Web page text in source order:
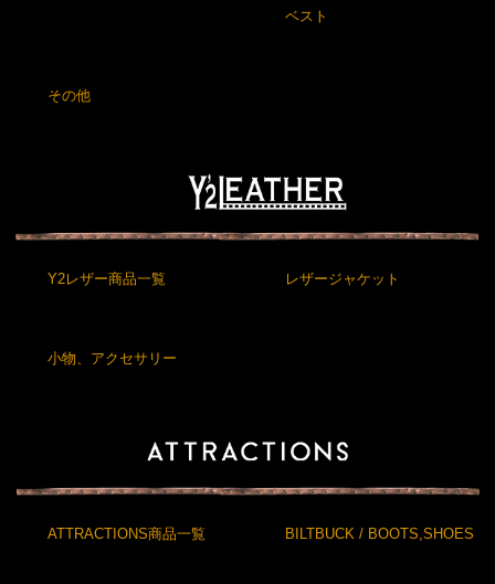
ベスト
その他
Y2レザー商品一覧 レザージャケット
小物、アクセサリー
ATTRACTIONS商品一覧 BILTBUCK / BOOTS,SHOES